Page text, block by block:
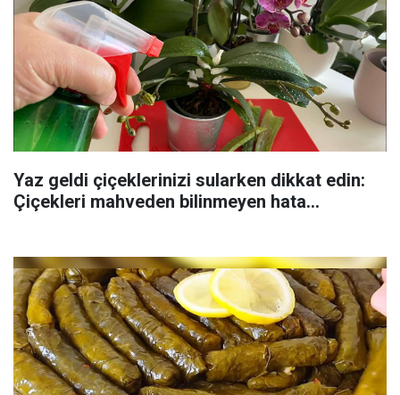
Yaz geldi çiçeklerinizi sularken dikkat edin:
Çiçekleri mahveden bilinmeyen hata...